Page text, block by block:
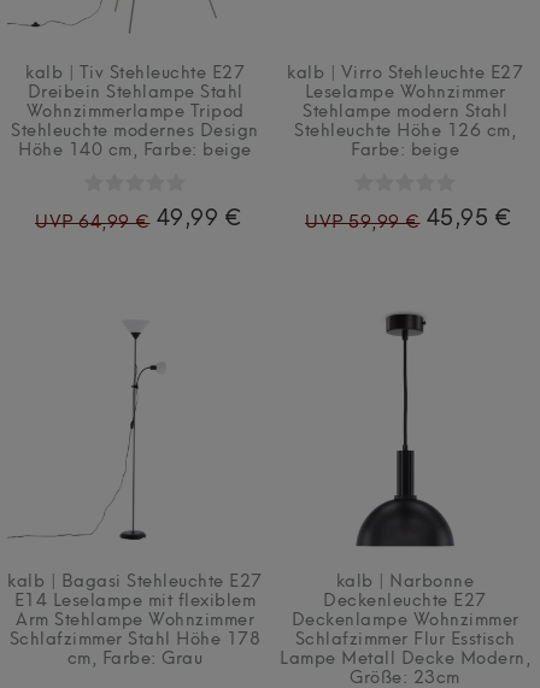
kalb | Tiv Stehleuchte E27
Dreibein Stehlampe Stahl
Wohnzimmerlampe Tripod
Stehleuchte modernes Design
Höhe 140 cm , Farbe: beige
UVP 64,99 € 49,99 €
kalb | Virro Stehleuchte E27
Leselampe Wohnzimmer
Stehlampe modern Stahl
Stehleuchte Höhe 126 cm ,
Farbe: beige
UVP 59,99 € 45,95 €
kalb | Bagasi Stehleuchte E27
E14 Leselampe mit flexiblem
Arm Stehlampe Wohnzimmer
Schlafzimmer Stahl Höhe 178
cm , Farbe: Grau
kalb | Narbonne
Deckenleuchte E27
Deckenlampe Wohnzimmer
Schlafzimmer Flur Esstisch
Lampe Metall Decke Modern ,
Größe: 23cm